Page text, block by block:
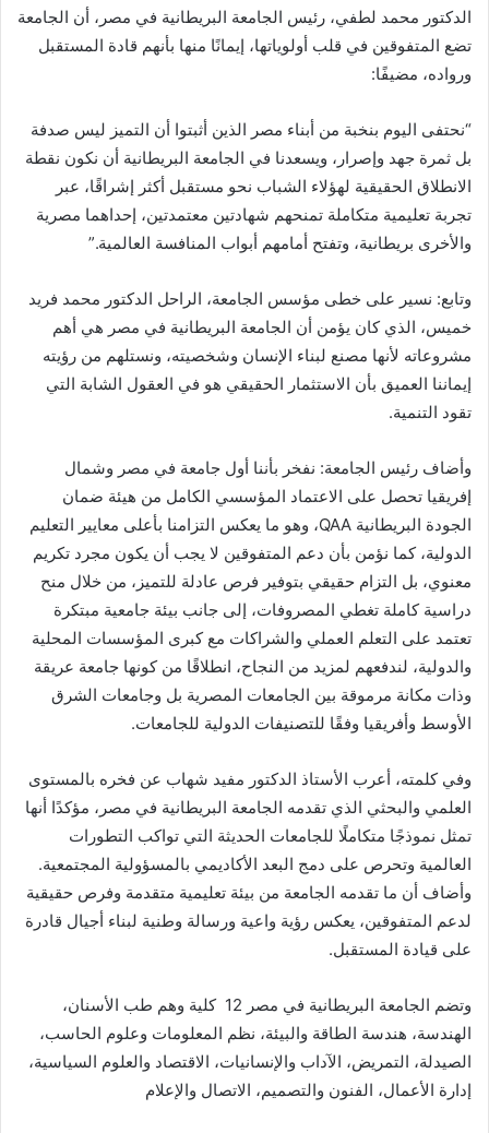
الدكتور محمد لطفي، رئيس الجامعة البريطانية في مصر، أن الجامعة
تضع المتفوقين في قلب أولوياتها، إيمانًا منها بأنهم قادة المستقبل
ورواده، مضيفًا:
“نحتفى اليوم بنخبة من أبناء مصر الذين أثبتوا أن التميز ليس صدفة
بل ثمرة جهد وإصرار، ويسعدنا في الجامعة البريطانية أن نكون نقطة
الانطلاق الحقيقية لهؤلاء الشباب نحو مستقبل أكثر إشراقًا، عبر
تجربة تعليمية متكاملة تمنحهم شهادتين معتمدتين، إحداهما مصرية
والأخرى بريطانية، وتفتح أمامهم أبواب المنافسة العالمية.”
وتابع: نسير على خطى مؤسس الجامعة، الراحل الدكتور محمد فريد
خميس، الذي كان يؤمن أن الجامعة البريطانية في مصر هي أهم
مشروعاته لأنها مصنع لبناء الإنسان وشخصيته، ونستلهم من رؤيته
إيماننا العميق بأن الاستثمار الحقيقي هو في العقول الشابة التي
تقود التنمية.
وأضاف رئيس الجامعة: نفخر بأننا أول جامعة في مصر وشمال
إفريقيا تحصل على الاعتماد المؤسسي الكامل من هيئة ضمان
الجودة البريطانية QAA، وهو ما يعكس التزامنا بأعلى معايير التعليم
الدولية، كما نؤمن بأن دعم المتفوقين لا يجب أن يكون مجرد تكريم
معنوي، بل التزام حقيقي بتوفير فرص عادلة للتميز، من خلال منح
دراسية كاملة تغطي المصروفات، إلى جانب بيئة جامعية مبتكرة
تعتمد على التعلم العملي والشراكات مع كبرى المؤسسات المحلية
والدولية، لندفعهم لمزيد من النجاح، انطلاقًا من كونها جامعة عريقة
وذات مكانة مرموقة بين الجامعات المصرية بل وجامعات الشرق
الأوسط وأفريقيا وفقًا للتصنيفات الدولية للجامعات.
وفي كلمته، أعرب الأستاذ الدكتور مفيد شهاب عن فخره بالمستوى
العلمي والبحثي الذي تقدمه الجامعة البريطانية في مصر، مؤكدًا أنها
تمثل نموذجًا متكاملًا للجامعات الحديثة التي تواكب التطورات
العالمية وتحرص على دمج البعد الأكاديمي بالمسؤولية المجتمعية.
وأضاف أن ما تقدمه الجامعة من بيئة تعليمية متقدمة وفرص حقيقية
لدعم المتفوقين، يعكس رؤية واعية ورسالة وطنية لبناء أجيال قادرة
على قيادة المستقبل.
وتضم الجامعة البريطانية في مصر 12 كلية وهم طب الأسنان،
الهندسة، هندسة الطاقة والبيئة، نظم المعلومات وعلوم الحاسب،
الصيدلة، التمريض، الآداب والإنسانيات، الاقتصاد والعلوم السياسية،
إدارة الأعمال، الفنون والتصميم، الاتصال والإعلام